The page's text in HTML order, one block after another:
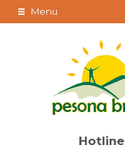
Menu
Hotline